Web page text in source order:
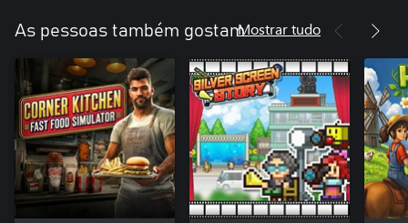
As pessoas também gostamMostrar tudo